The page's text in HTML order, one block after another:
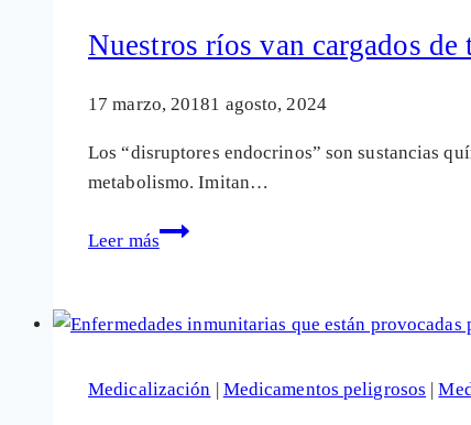
y
otras
enfermedades
Nuestros ríos van cargados
17 marzo, 20181 agosto, 2024
Los “disruptores endocrinos” son sustancias
metabolismo. Imitan…
Leer más
Nuestros
cargados
tóxicos
Medicalización | Medicamentos peligrosos |